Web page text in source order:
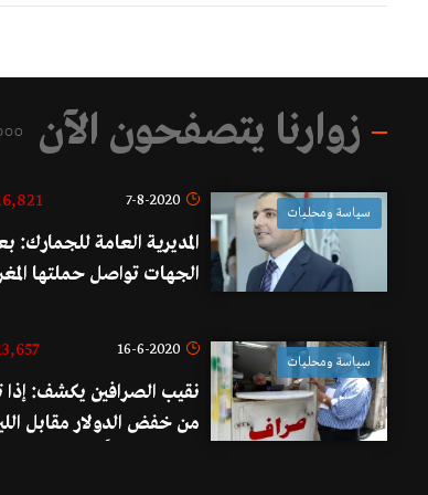
زوارنا يتصفحون الآن
سياسة ومحليات
7-8-2020
المديرية العامة للجمارك:
الجهات تواصل حملتها
هذه المرة أبغض أشكال
القضاء
سياسة ومحليات
16-6-2020
نقيب الصرافين يكشف: إذا
من خفض الدولار مقابل